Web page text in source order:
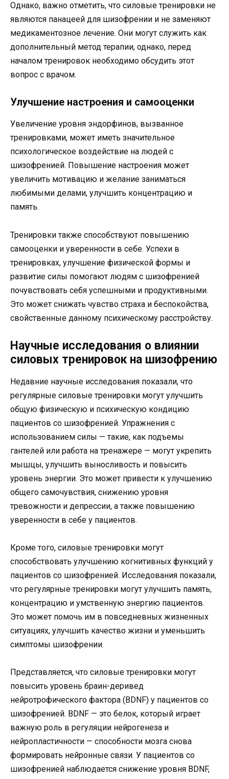
Однако, важно отметить, что силовые тренировки не
являются панацеей для шизофрении и не заменяют
медикаментозное лечение. Они могут служить как
дополнительный метод терапии, однако, перед
началом тренировок необходимо обсудить этот
вопрос с врачом.
Улучшение настроения и самооценки
Увеличение уровня эндорфинов, вызванное
тренировками, может иметь значительное
психологическое воздействие на людей с
шизофренией. Повышение настроения может
увеличить мотивацию и желание заниматься
любимыми делами, улучшить концентрацию и
память.
Тренировки также способствуют повышению
самооценки и уверенности в себе. Успехи в
тренировках, улучшение физической формы и
развитие силы помогают людям с шизофренией
почувствовать себя успешными и продуктивными.
Это может снижать чувство страха и беспокойства,
свойственные данному психическому расстройству.
Научные исследования о влиянии
силовых тренировок на шизофрению
Недавние научные исследования показали, что
регулярные силовые тренировки могут улучшить
общую физическую и психическую кондицию
пациентов со шизофренией. Упражнения с
использованием силы — такие, как подъемы
гантелей или работа на тренажере — могут укрепить
мышцы, улучшить выносливость и повысить
уровень энергии. Это может привести к улучшению
общего самочувствия, снижению уровня
тревожности и депрессии, а также повышению
уверенности в себе у пациентов.
Кроме того, силовые тренировки могут
способствовать улучшению когнитивных функций у
пациентов со шизофренией. Исследования показали,
что регулярные тренировки могут улучшить память,
концентрацию и умственную энергию пациентов.
Это может помочь им в повседневных жизненных
ситуациях, улучшить качество жизни и уменьшить
симптомы шизофрении.
Представляется, что силовые тренировки могут
повысить уровень браин-деривед
нейротрофического фактора (BDNF) у пациентов со
шизофренией. BDNF — это белок, который играет
важную роль в регуляции нейрогенеза и
нейропластичности — способности мозга снова
формировать нейронные связи. У пациентов со
шизофренией наблюдается снижение уровня BDNF,